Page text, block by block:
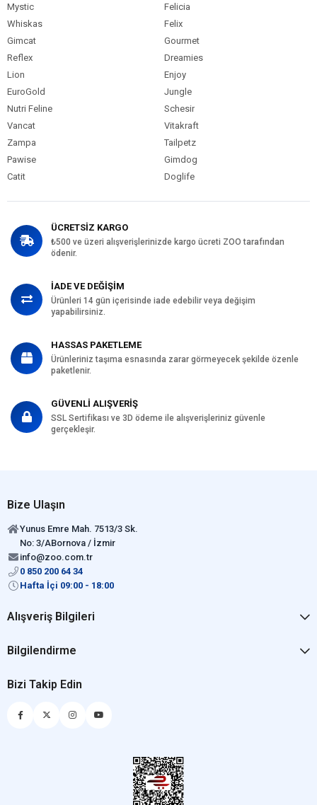
Mystic
Felicia
Whiskas
Felix
Gimcat
Gourmet
Reflex
Dreamies
Lion
Enjoy
EuroGold
Jungle
Nutri Feline
Schesir
Vancat
Vitakraft
Zampa
Tailpetz
Pawise
Gimdog
Catit
Doglife
ÜCRETSİZ KARGO
₺500 ve üzeri alışverişlerinizde kargo ücreti ZOO tarafından
ödenir.
İADE VE DEĞİŞİM
Ürünleri 14 gün içerisinde iade edebilir veya değişim
yapabilirsiniz.
HASSAS PAKETLEME
Ürünleriniz taşıma esnasında zarar görmeyecek şekilde özenle
paketlenir.
GÜVENLİ ALIŞVERİŞ
SSL Sertifikası ve 3D ödeme ile alışverişleriniz güvenle
gerçekleşir.
Bize Ulaşın
Yunus Emre Mah. 7513/3 Sk.
No: 3/ABornova / İzmir
info@zoo.com.tr
0 850 200 64 34
Hafta İçi 09:00 - 18:00
Alışveriş Bilgileri
Bilgilendirme
Bizi Takip Edin